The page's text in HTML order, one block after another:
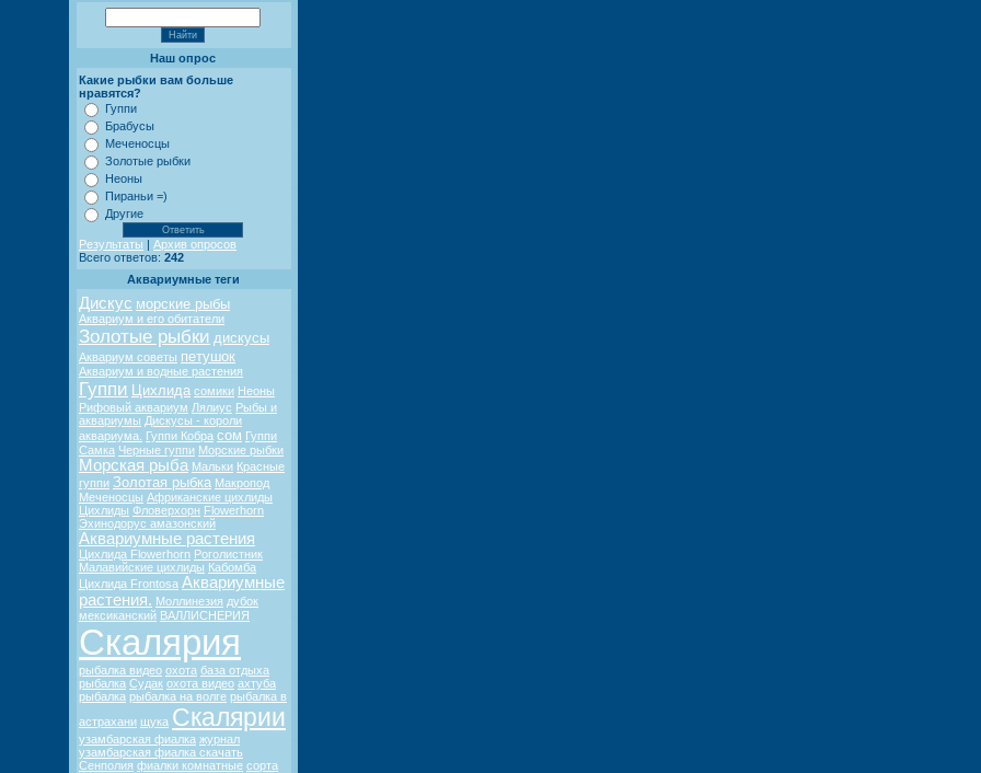
Наш опрос
Какие рыбки вам больше
нравятся?
Гуппи
Брабусы
Меченосцы
Золотые рыбки
Неоны
Пираньи =)
Другие
Результаты | Архив опросов
Всего ответов: 242
Аквариумные теги
Дискус морские рыбы
Аквариум и его обитатели
Золотые рыбки дискусы
Аквариум советы петушок
Аквариум и водные растения
Гуппи Цихлида сомики Неоны
Рифовый аквариум Лялиус Рыбы и
аквариумы Дискусы - короли
аквариума. Гуппи Кобра сом Гуппи
Самка Черные гуппи Морские рыбки
Морская рыба Мальки Красные
гуппи Золотая рыбка Макропод
Меченосцы Африканские цихлиды
Цихлиды Фловерхорн Flowerhorn
Эхинодорус амазонский
Аквариумные растения
Цихлида Flowerhorn Роголистник
Малавийские цихлиды Кабомба
Цихлида Frontosa Аквариумные
растения. Моллинезия дубок
мексиканский ВАЛЛИСНЕРИЯ
Скалярия
рыбалка видео охота база отдыха
рыбалка Судак охота видео ахтуба
рыбалка рыбалка на волге рыбалка в
астрахани щука Скалярии
узамбарская фиалка журнал
узамбарская фиалка скачать
Сенполия фиалки комнатные сорта